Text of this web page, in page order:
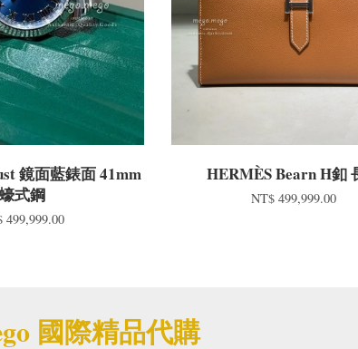
鏡面藍錶面 41mm
蠔式鋼
499,999.00
HERMÈS Bearn H釦
NT$ 499,999.00
國際精品代購